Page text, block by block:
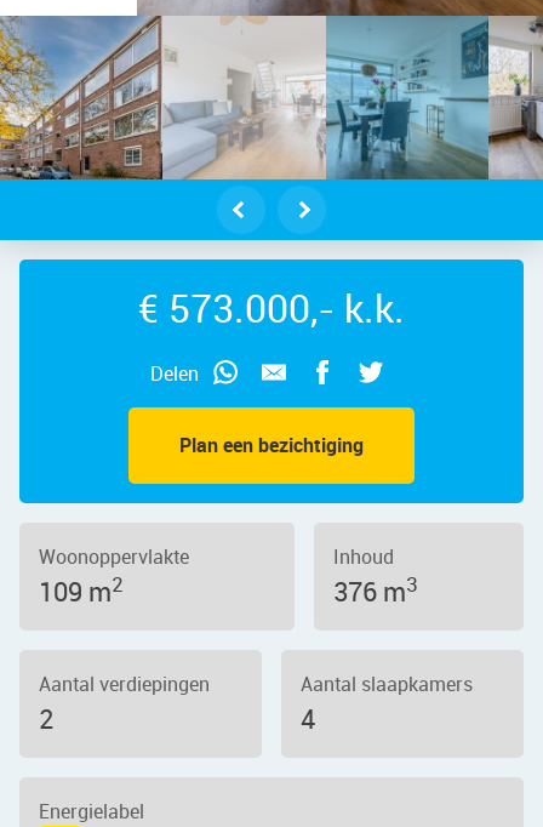
12-3 – Foto 24
Plan een bezichtiging
Delen
€ 573.000,- k.k.
Woonoppervlakte
109 m2
Inhoud
376 m3
Aantal verdiepingen
2
Aantal slaapkamers
4
Energielabel